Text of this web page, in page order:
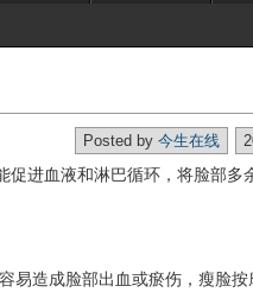
Posted by 今生在线
进血液和淋巴循环，将脸部多
易造成脸部出血或瘀伤，瘦脸